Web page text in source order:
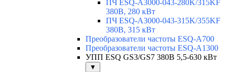
ПЧ ESQ-A3000-043-280K/315KF
380В, 280 кВт
ПЧ ESQ-A3000-043-315K/355KF
380В, 315 кВт
Преобразователи частоты ESQ-A700
Преобразователи частоты ESQ-A1300
УПП ESQ GS3/GS7 380В 5,5-630 кВт
▼